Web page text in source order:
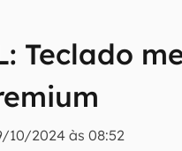
Teclado
10/2024 às 08:52
reviews sobre tecnologia